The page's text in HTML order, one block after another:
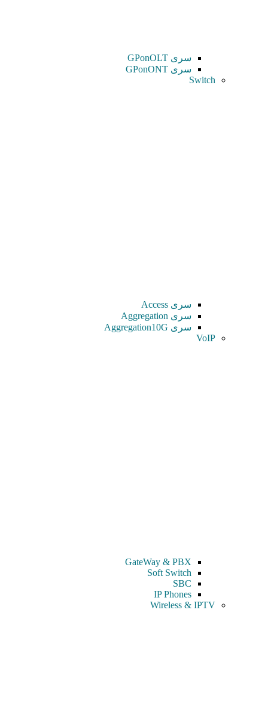
سری GPonOLT
سری GPonONT
Switch
سری Access
سری Aggregation
سری Aggregation10G
VoIP
GateWay & PBX
Soft Switch
SBC
IP Phones
Wireless & IPTV